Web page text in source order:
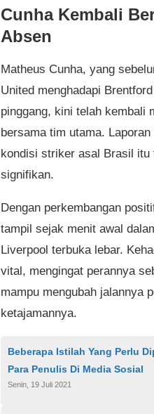
Cunha Kembali
Absen
Matheus Cunha, yang
United menghadapi
pinggang, kini telah kembali
bersama tim utama.
kondisi striker asal Brasil itu
signifikan.
Dengan perkembangan
tampil sejak menit awal
Liverpool terbuka lebar.
vital, mengingat perannya
mampu mengubah jalannya
ketajamannya.
Beberapa Istilah Yang Perlu
Para Penulis Di Media Sosial
Senin, 19 Juli 2021